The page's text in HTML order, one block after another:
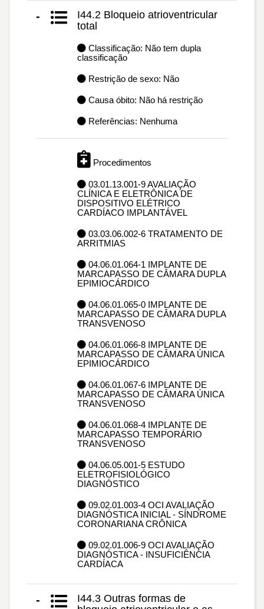
-
I44.2 Bloqueio atrioventricular
total
Classificação: Não tem dupla
classificação
Restrição de sexo: Não
Causa óbito: Não há restrição
Referências: Nenhuma
Procedimentos
03.01.13.001-9 AVALIAÇÃO
CLÍNICA E ELETRÔNICA DE
DISPOSITIVO ELÉTRICO
CARDÍACO IMPLANTÁVEL
03.03.06.002-6 TRATAMENTO DE
ARRITMIAS
04.06.01.064-1 IMPLANTE DE
MARCAPASSO DE CÂMARA DUPLA
EPIMIOCÁRDICO
04.06.01.065-0 IMPLANTE DE
MARCAPASSO DE CÂMARA DUPLA
TRANSVENOSO
04.06.01.066-8 IMPLANTE DE
MARCAPASSO DE CÂMARA ÚNICA
EPIMIOCÁRDICO
04.06.01.067-6 IMPLANTE DE
MARCAPASSO DE CÂMARA ÚNICA
TRANSVENOSO
04.06.01.068-4 IMPLANTE DE
MARCAPASSO TEMPORÁRIO
TRANSVENOSO
04.06.05.001-5 ESTUDO
ELETROFISIOLÓGICO
DIAGNÓSTICO
09.02.01.003-4 OCI AVALIAÇÃO
DIAGNÓSTICA INICIAL - SÍNDROME
CORONARIANA CRÔNICA
09.02.01.006-9 OCI AVALIAÇÃO
DIAGNÓSTICA - INSUFICIÊNCIA
CARDÍACA
-
I44.3 Outras formas de